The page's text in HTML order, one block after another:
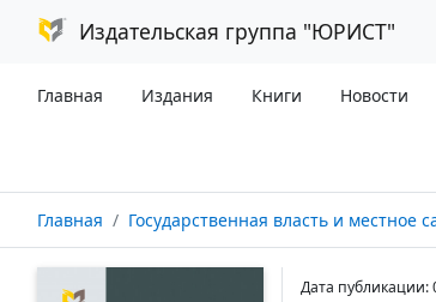
Издательская группа "ЮРИСТ"
Главная Издания Книги Новости
Главная Государственная власть и местное
Дата публикации: